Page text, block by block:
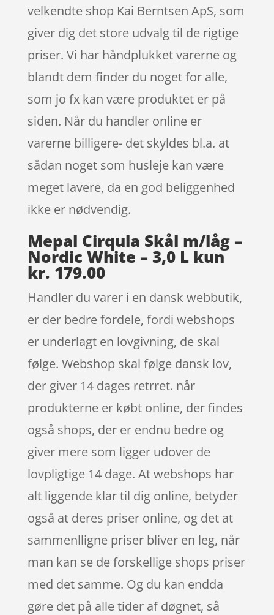
velkendte shop Kai Berntsen ApS, som
giver dig det store udvalg til de rigtige
priser. Vi har håndplukket varerne og
blandt dem finder du noget for alle,
som jo fx kan være produktet er på
siden. Når du handler online er
varerne billigere- det skyldes bl.a. at
sådan noget som husleje kan være
meget lavere, da en god beliggenhed
ikke er nødvendig.
Mepal Cirqula Skål m/låg –
Nordic White – 3,0 L kun
kr. 179.00
Handler du varer i en dansk webbutik,
er der bedre fordele, fordi webshops
er underlagt en lovgivning, de skal
følge. Webshop skal følge dansk lov,
der giver 14 dages retrret. når
produkterne er købt online, der findes
også shops, der er endnu bedre og
giver mere som ligger udover de
lovpligtige 14 dage. At webshops har
alt liggende klar til dig online, betyder
også at deres priser online, og det at
sammenlligne priser bliver en leg, når
man kan se de forskellige shops priser
med det samme. Og du kan endda
gøre det på alle tider af døgnet, så